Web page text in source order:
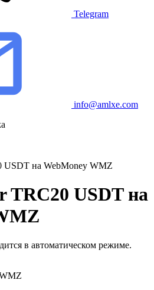
Telegram
info@amlxe.com
USDT на WebMoney WMZ
TRC20 USDT на
в автоматическом режиме.